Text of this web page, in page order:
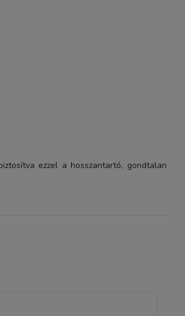
ezzel a hosszantartó, gondtalan